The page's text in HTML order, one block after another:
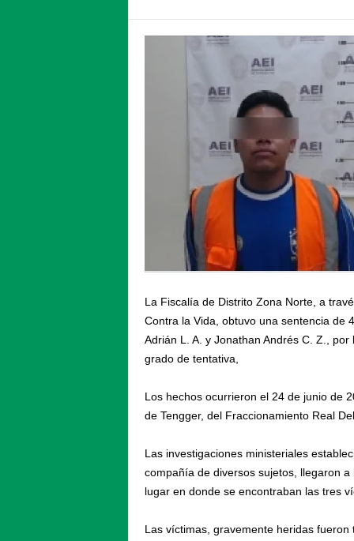
La Fiscalía de Distrito Zona Norte, a
Contra la Vida, obtuvo una sentencia de
Adrián L. A. y Jonathan Andrés C. Z.,
grado de tentativa,
Los hechos ocurrieron el 24 de junio de
de Tengger, del Fraccionamiento Real
Las investigaciones ministeriales
compañía de diversos sujetos, llegaron
lugar en donde se encontraban las tres
Las víctimas, gravemente heridas